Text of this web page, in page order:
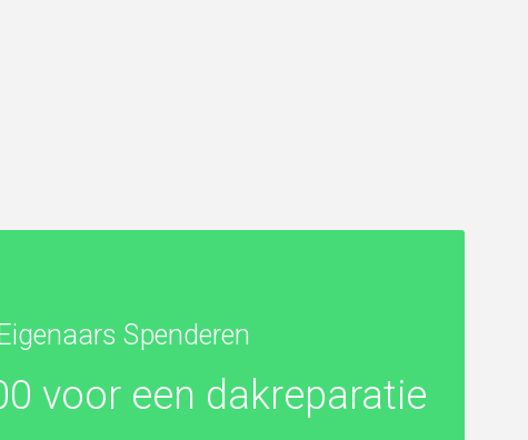
Eigenaars Spenderen
voor een dakreparatie